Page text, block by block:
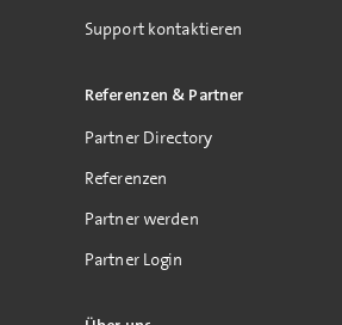
Support kontaktieren
Referenzen & Partner
Partner Directory
Referenzen
Partner werden
Partner Login